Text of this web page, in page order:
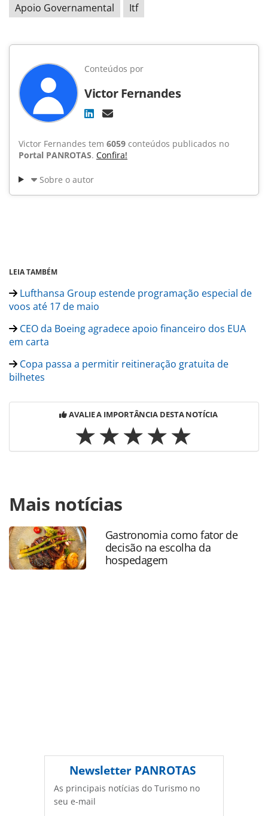
Apoio Governamental Itf
Conteúdos por
Victor Fernandes
Victor Fernandes tem 6059 conteúdos publicados no
Portal PANROTAS. Confira!
Sobre o autor
LEIA TAMBÉM
Lufthansa Group estende programação especial de
voos até 17 de maio
CEO da Boeing agradece apoio financeiro dos EUA
em carta
Copa passa a permitir reitineração gratuita de
bilhetes
AVALIE A IMPORTÂNCIA DESTA NOTÍCIA
https://www.panrotas.com.br/aviacao/empresas/2020/04/
governamental-e-essencial-para-preservar-a-aviacao-diz-
iata_172944.html ou as ferramentas oferecidas na página.
Todo o conteúdo produzido pela PANROTAS Editora é
protegido pela legislação brasileira sobre direito autoral.
Não reproduza o conteúdo sem autorização da PANROTAS
Mais notícias
Gastronomia como fator de
decisão na escolha da
hospedagem
Newsletter PANROTAS
As principais notícias do Turismo no
seu e-mail